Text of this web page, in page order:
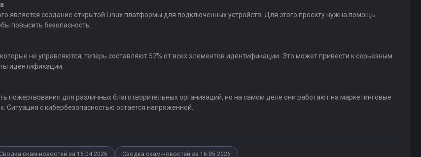
является создание открытой Linux платформы для подключенных устройств. Для этого проекту нужна помощь
повысить безопасность.
не управляются, теперь составляют 57% от всех элементов идентификации. Это может привести к серьезным
идентификации.
пожертвования для различных благотворительных организаций, но на самом деле они работают на маркетинговые
Ситуация с кибербезопасностью остается напряженной.
Сводка скам-новостей за 16.04.2026 Сводка скам-новостей за 16.05.2026